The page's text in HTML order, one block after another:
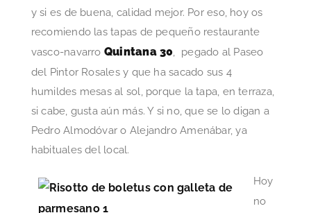
y si es de buena, calidad mejor. Por eso, hoy os
recomiendo las tapas de pequeño restaurante
vasco-navarro Quintana 30, pegado al Paseo
del Pintor Rosales y que ha sacado sus 4
humildes mesas al sol, porque la tapa, en terraza,
si cabe, gusta aún más. Y si no, que se lo digan a
Pedro Almodóvar o Alejandro Amenábar, ya
habituales del local.
Hoy
no